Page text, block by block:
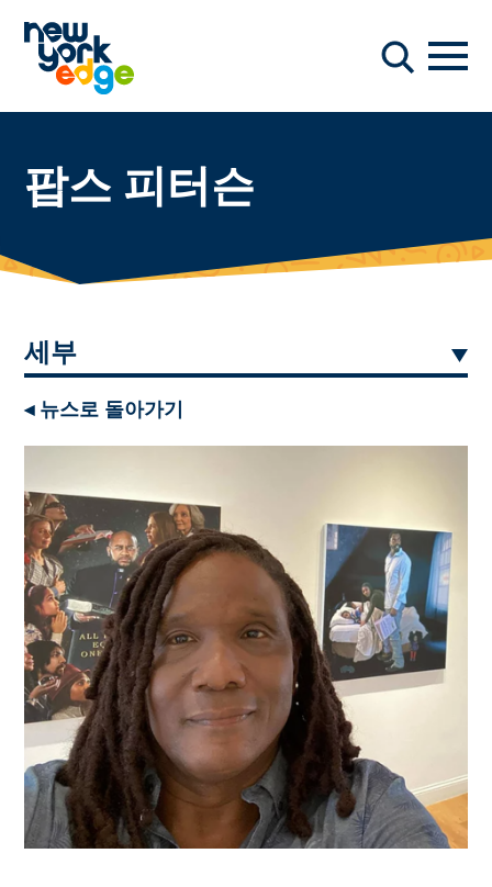
찾다
항해
팝스 피터슨
세부
◂ 뉴스로 돌아가기